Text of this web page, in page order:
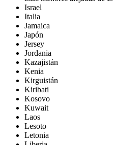
Israel
Italia
Jamaica
Japón
Jersey
Jordania
Kazajistán
Kenia
Kirguistán
Kiribati
Kosovo
Kuwait
Laos
Lesoto
Letonia